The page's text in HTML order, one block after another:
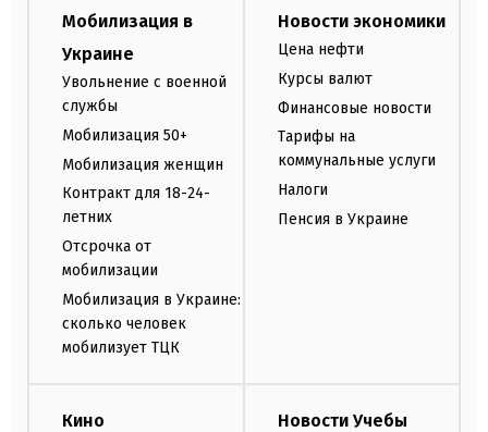
Мобилизация в
Украине
Увольнение с военной
службы
Мобилизация 50+
Мобилизация женщин
Контракт для 18-24-
летних
Отсрочка от
мобилизации
Мобилизация в Украине:
сколько человек
мобилизует ТЦК
Новости экономики
Цена нефти
Курсы валют
Финансовые новости
Тарифы на
коммунальные услуги
Налоги
Пенсия в Украине
Кино Новости Учебы